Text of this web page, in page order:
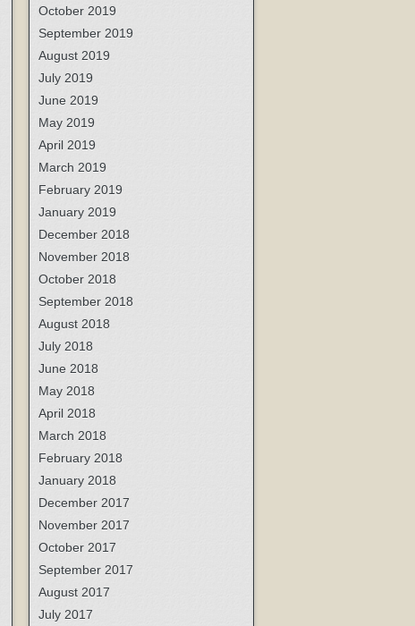
October 2019
September 2019
August 2019
July 2019
June 2019
May 2019
April 2019
March 2019
February 2019
January 2019
December 2018
November 2018
October 2018
September 2018
August 2018
July 2018
June 2018
May 2018
April 2018
March 2018
February 2018
January 2018
December 2017
November 2017
October 2017
September 2017
August 2017
July 2017